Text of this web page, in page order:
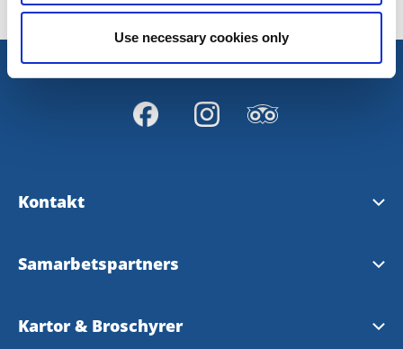
Use necessary cookies only
Kontakt
Kontakta oss
Samarbetspartners
AB Göta Kanalbolag
Kartor & Broschyrer